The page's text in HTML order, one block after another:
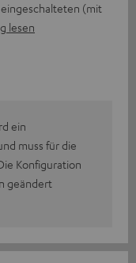
(mit
lesen
ein
muss für die
Konfiguration
geändert